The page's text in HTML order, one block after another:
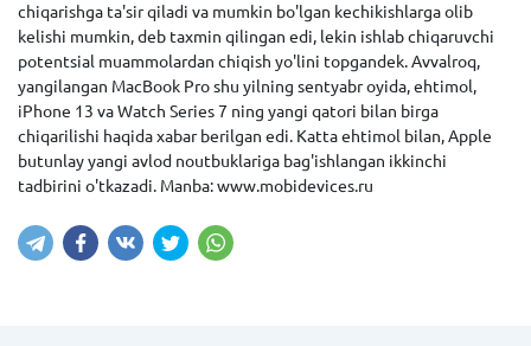
chiqarishga ta'sir qiladi va mumkin bo'lgan kechikishlarga olib
kelishi mumkin, deb taxmin qilingan edi, lekin ishlab chiqaruvchi
potentsial muammolardan chiqish yo'lini topgandek. Avvalroq,
yangilangan MacBook Pro shu yilning sentyabr oyida, ehtimol,
iPhone 13 va Watch Series 7 ning yangi qatori bilan birga
chiqarilishi haqida xabar berilgan edi. Katta ehtimol bilan, Apple
butunlay yangi avlod noutbuklariga bag'ishlangan ikkinchi
tadbirini o'tkazadi. Manba: www.mobidevices.ru